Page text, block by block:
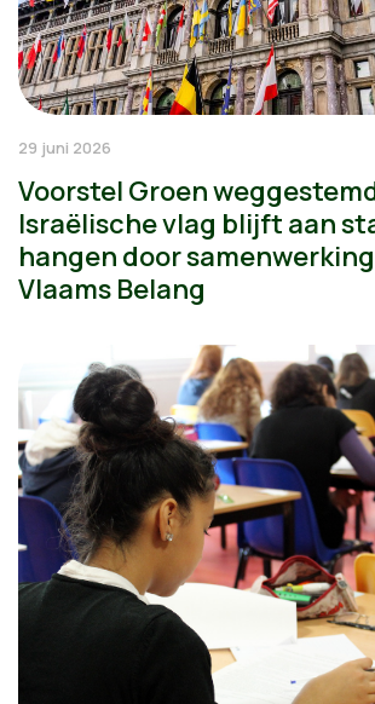
29 juni 2026
Voorstel Groen
Israëlische vlag blijft aan
hangen door samenwerking
Vlaams Belang